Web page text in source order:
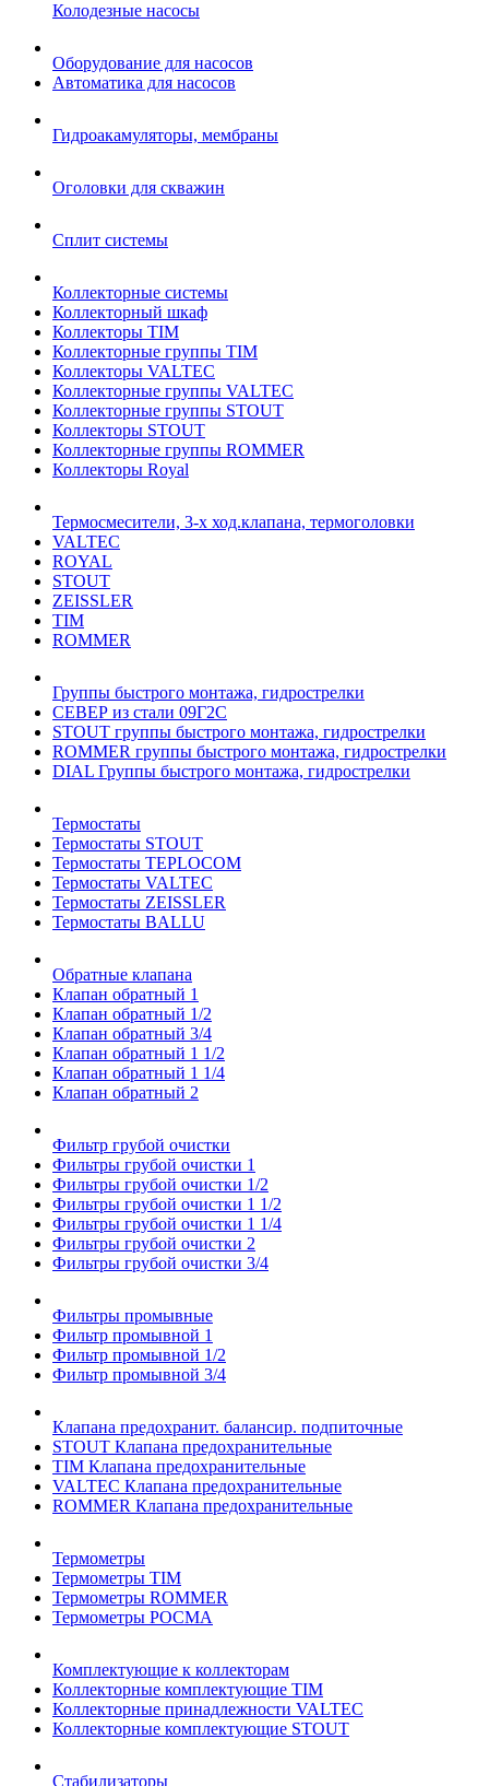
Колодезные насосы
Оборудование для насосов
Автоматика для насосов
Гидроакамуляторы, мембраны
Оголовки для скважин
Сплит системы
Коллекторные системы
Коллекторный шкаф
Коллекторы TIM
Коллекторные группы TIM
Коллекторы VALTEC
Коллекторные группы VALTEC
Коллекторные группы STOUT
Коллекторы STOUT
Коллекторные группы ROMMER
Коллекторы Royal
Термосмесители, 3-х ход.клапана, термоголовки
VALTEC
ROYAL
STOUT
ZEISSLER
TIM
ROMMER
Группы быстрого монтажа, гидрострелки
СЕВЕР из стали 09Г2С
STOUT группы быстрого монтажа, гидрострелки
ROMMER группы быстрого монтажа, гидрострелки
DIAL Группы быстрого монтажа, гидрострелки
Термостаты
Термостаты STOUT
Термостаты TEPLOCOM
Термостаты VALTEC
Термостаты ZEISSLER
Термостаты BALLU
Обратные клапана
Клапан обратный 1
Клапан обратный 1/2
Клапан обратный 3/4
Клапан обратный 1 1/2
Клапан обратный 1 1/4
Клапан обратный 2
Фильтр грубой очистки
Фильтры грубой очистки 1
Фильтры грубой очистки 1/2
Фильтры грубой очистки 1 1/2
Фильтры грубой очистки 1 1/4
Фильтры грубой очистки 2
Фильтры грубой очистки 3/4
Фильтры промывные
Фильтр промывной 1
Фильтр промывной 1/2
Фильтр промывной 3/4
Клапана предохранит. балансир. подпиточные
STOUT Клапана предохранительные
TIM Клапана предохранительные
VALTEC Клапана предохранительные
ROMMER Клапана предохранительные
Термометры
Термометры TIM
Термометры ROMMER
Термометры РОСМА
Комплектующие к коллекторам
Коллекторные комплектующие TIM
Коллекторные принадлежности VALTEC
Коллекторные комплектующие STOUT
Стабилизаторы